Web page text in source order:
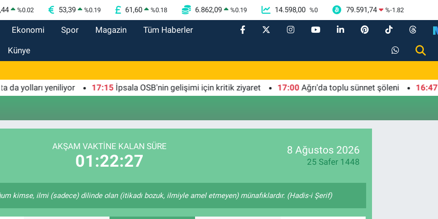
%0.02 53,39 %0.19 61,60 %0.18 6.862,09 %0.19 14.598,00 %0 79.591,74 %-1.82
Ekonomi Spor Magazin Tüm Haberler
Künye
yolları yeniliyor 17:15 İpsala OSB'nin gelişimi için kritik ziyaret 17:00 Ağrı'da toplu sünnet şöleni 16:47
AKŞAM VAKTİNE KALAN SÜRE
01:22:27
8 Ağustos 2026
25 Safer 1448
kimse, ilmi (sadece) dilinde olan (itikadı bozuk, ilmiyle amel etmeyen) münafıklardır. (Hadis-i Şerif)